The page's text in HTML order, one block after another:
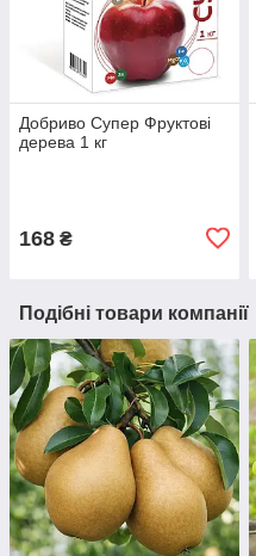
Добриво Супер Фруктові
дерева 1 кг
168 ₴
Подібні товари компанії